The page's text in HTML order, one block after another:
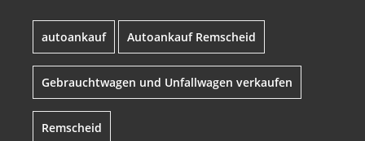
autoankauf Autoankauf Remscheid
Gebrauchtwagen und Unfallwagen verkaufen
Remscheid